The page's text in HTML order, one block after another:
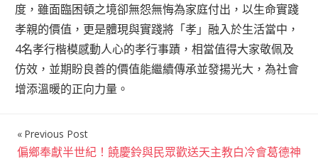
度，雖面臨困頓之境卻無怨無悔為家庭付出，以生命實踐
孝親的價值，更是體現與實踐將「孝」融入於生活當中，
4名孝行楷模感動人心的孝行事蹟，相當值得大家敬佩及
仿效，並期盼良善的價值能繼續傳承並發揚光大，為社會
增添溫暖的正向力量。
文Previous Post
偏鄉奉獻半世紀！饒慶鈴與民眾歡送天主教白冷會葛德神